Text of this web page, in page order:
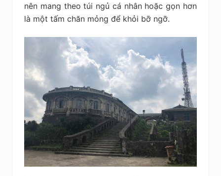
nên mang theo túi ngủ cá nhân hoặc gọn hơn
là một tấm chăn mỏng để khỏi bỡ ngỡ.